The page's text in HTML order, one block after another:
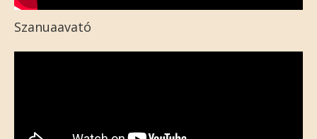
Szanuaavató